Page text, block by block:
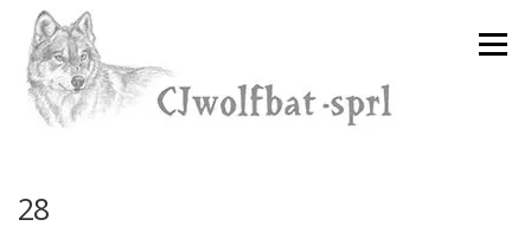
contenu
Menu
28